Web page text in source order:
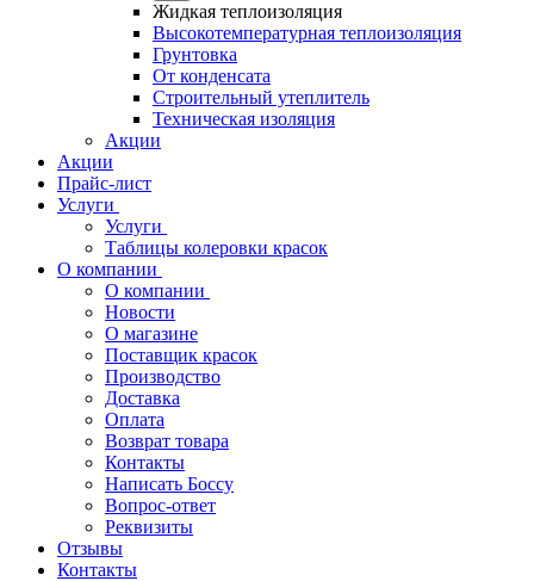
Жидкая теплоизоляция
Высокотемпературная теплоизоляция
Грунтовка
От конденсата
Строительный утеплитель
Техническая изоляция
Акции
Акции
Прайс-лист
Услуги
Услуги
Таблицы колеровки красок
О компании
О компании
Новости
О магазине
Поставщик красок
Производство
Доставка
Оплата
Возврат товара
Контакты
Написать Боссу
Вопрос-ответ
Реквизиты
Отзывы
Контакты